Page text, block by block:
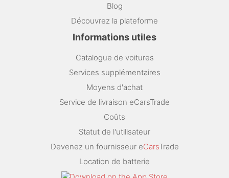
Blog
Découvrez la plateforme
Informations utiles
Catalogue de voitures
Services supplémentaires
Moyens d'achat
Service de livraison eCarsTrade
Coûts
Statut de l'utilisateur
Devenez un fournisseur eCarsTrade
Location de batterie